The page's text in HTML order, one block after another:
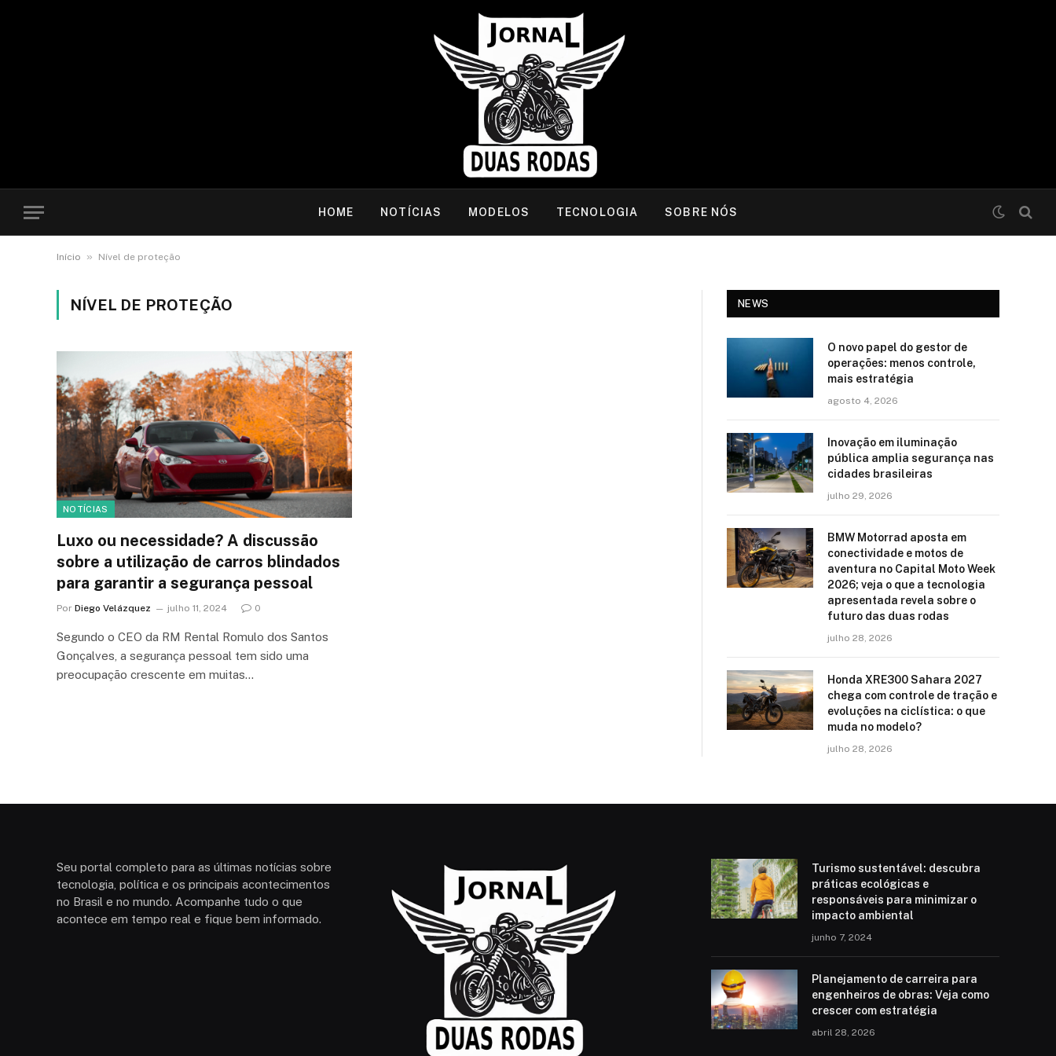
HOME NOTÍCIAS MODELOS TECNOLOGIA SOBRE NÓS
Início » Nível de proteção
NÍVEL DE PROTEÇÃO
NOTÍCIAS
Luxo ou necessidade? A discussão
sobre a utilização de carros blindados
para garantir a segurança pessoal
Por Diego Velázquez julho 11, 2024 0
Segundo o CEO da RM Rental Romulo dos Santos
Gonçalves, a segurança pessoal tem sido uma
preocupação crescente em muitas…
NEWS
O novo papel do gestor de
operações: menos controle,
mais estratégia
agosto 4, 2026
Inovação em iluminação
pública amplia segurança nas
cidades brasileiras
julho 29, 2026
BMW Motorrad aposta em
conectividade e motos de
aventura no Capital Moto Week
2026; veja o que a tecnologia
apresentada revela sobre o
futuro das duas rodas
julho 28, 2026
Honda XRE300 Sahara 2027
chega com controle de tração e
evoluções na ciclística: o que
muda no modelo?
julho 28, 2026
Seu portal completo para as últimas notícias sobre
tecnologia, política e os principais acontecimentos
no Brasil e no mundo. Acompanhe tudo o que
acontece em tempo real e fique bem informado.
Turismo sustentável: descubra
práticas ecológicas e
responsáveis para minimizar o
impacto ambiental
junho 7, 2024
Planejamento de carreira para
engenheiros de obras: Veja como
crescer com estratégia
abril 28, 2026